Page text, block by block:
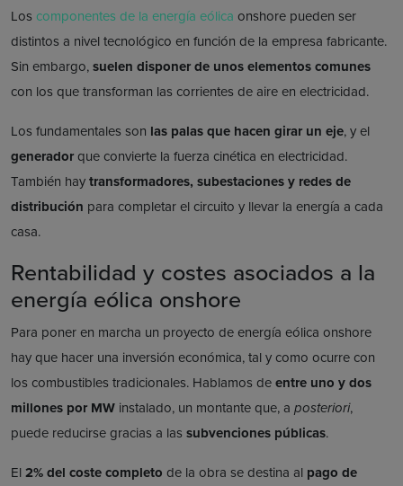
Los componentes de la energía eólica onshore pueden ser
distintos a nivel tecnológico en función de la empresa fabricante.
Sin embargo,suelen disponer de unos elementos comunes
con los que transforman las corrientes de aire en electricidad.
Los fundamentales son las palas que hacen girar un eje, y el
generadorque convierte la fuerza cinética en electricidad.
También haytransformadores, subestaciones y redes de
distribución para completar el circuito y llevar la energía a cada
casa.
Rentabilidad y costes asociados a la
energía eólica onshore
Para poner en marcha un proyecto de energía eólica onshore
hay que hacer una inversión económica, tal y como ocurre con
los combustibles tradicionales. Hablamos deentre uno y dos
millones por MW instalado, un montante que, a posteriori,
puede reducirse gracias a las subvenciones públicas.
El2% del coste completo de la obra se destina al pago de